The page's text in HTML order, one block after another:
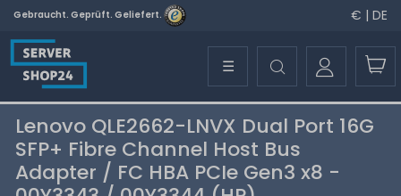
Gebraucht. Geprüft. Geliefert. € | DE
☰
Lenovo QLE2662-LNVX Dual Port 16G
SFP+ Fibre Channel Host Bus
Adapter / FC HBA PCIe Gen3 x8 -